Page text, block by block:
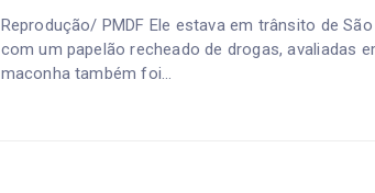
Reprodução/ PMDF Ele estava em trânsito de
com um papelão recheado de drogas, avaliadas
maconha também foi...